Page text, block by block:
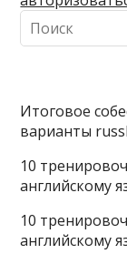
k
m
Итоговое
варианты
10
английскому
10
английскому